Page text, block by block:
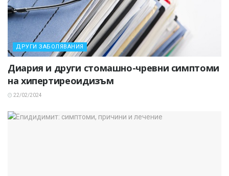
ДРУГИ ЗАБОЛЯВАНИЯ
Диария и други стомашно-чревни симптоми
на хипертиреоидизъм
22/02/2024